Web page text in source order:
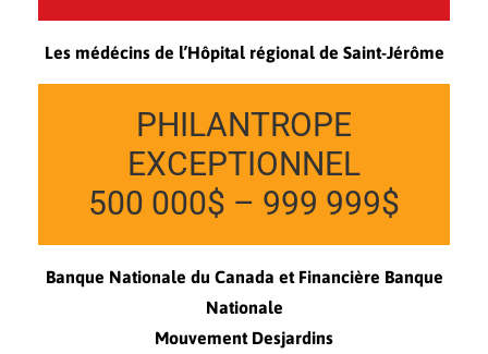
Les médécins de l’Hôpital régional de Saint-Jérôme
PHILANTROPE
EXCEPTIONNEL
500 000$ – 999 999$
Banque Nationale du Canada et Financière Banque
Nationale
Mouvement Desjardins